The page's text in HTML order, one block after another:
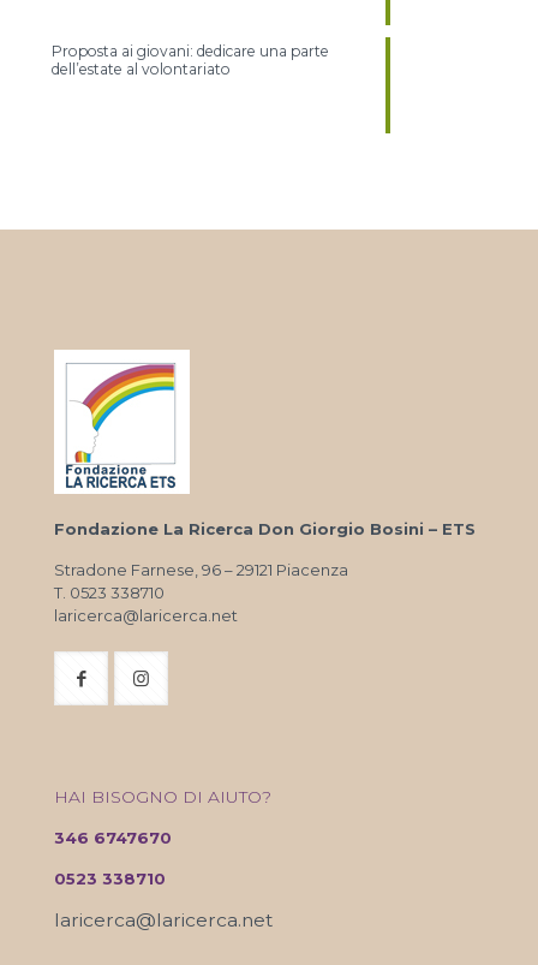
Proposta ai giovani: dedicare una parte
dell’estate al volontariato
Fondazione La Ricerca Don Giorgio Bosini – ETS
Stradone Farnese, 96 – 29121 Piacenza
T. 0523 338710
laricerca@laricerca.net
HAI BISOGNO DI AIUTO?
346 6747670
0523 338710
laricerca@laricerca.net